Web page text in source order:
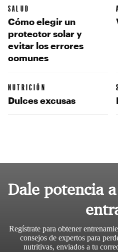
SALUD
Cómo elegir un
protector solar y
evitar los errores
comunes
NUTRICIÓN
Dulces excusas
Dale potencia
Regístrate para obtener
consejos de expertos para
nutritivas, enviados a tu